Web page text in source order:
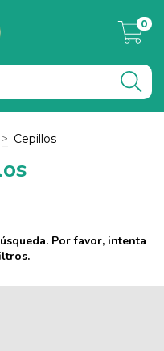
0
> Cepillos
Por favor, intenta